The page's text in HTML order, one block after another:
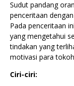
Sudut pandang
penceritaan
Pada penceritaan
yang mengetahui
tindakan yang
motivasi para
Ciri-ciri: